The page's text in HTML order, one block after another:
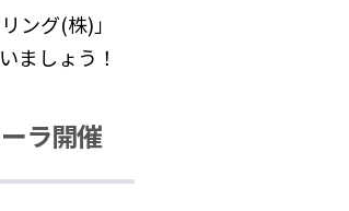
ング(株)」
ましょう！
ラ開催